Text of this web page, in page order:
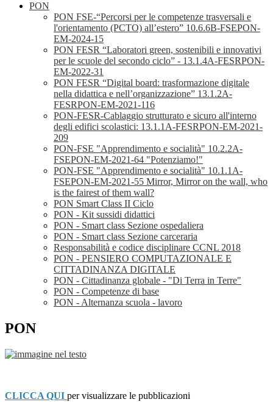
PON
PON FSE-“Percorsi per le competenze trasversali e
l'orientamento (PCTO) all’estero” 10.6.6B-FSEPON-
EM-2024-15
PON FESR “Laboratori green, sostenibili e innovativi
per le scuole del secondo ciclo” - 13.1.4A-FESRPON-
EM-2022-31
PON FESR “Digital board: trasformazione digitale
nella didattica e nell’organizzazione” 13.1.2A-
FESRPON-EM-2021-116
PON-FESR-Cablaggio strutturato e sicuro all'interno
degli edifici scolastici: 13.1.1A-FESRPON-EM-2021-
209
PON-FSE "Apprendimento e socialità" 10.2.2A-
FSEPON-EM-2021-64 "Potenziamo!"
PON-FSE "Apprendimento e socialità" 10.1.1A-
FSEPON-EM-2021-55 Mirror, Mirror on the wall, who
is the fairest of them wall?
PON Smart Class II Ciclo
PON - Kit sussidi didattici
PON - Smart class Sezione ospedaliera
PON - Smart class Sezione carceraria
Responsabilità e codice disciplinare CCNL 2018
PON - PENSIERO COMPUTAZIONALE E
CITTADINANZA DIGITALE
PON - Cittadinanza globale - "Di Terra in Terre"
PON - Competenze di base
PON - Alternanza scuola - lavoro
PON
CLICCA QUI per visualizzare le pubblicazioni